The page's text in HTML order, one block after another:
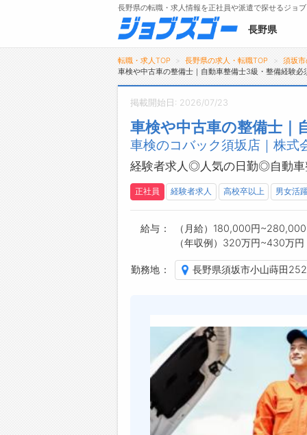
トップ
詳細情報で求人を探す
【初めての方へ】
長野県の求人検索で選ばれる理由
長野県の転職・求人情報を正社員や派遣で探せるジョ
長野県
転職・求人TOP 長野県の求人・転職TOP
須坂
車検や中古車の整備士｜自動車整備士3級・整備経験
掲載開始日: 2026/07/23
車検や中古車の整備士｜
車検のコバック須坂店｜株式
経験者求人◎人気の日勤◎自動
正社員 経験者求人 高校卒以上 男女活
給与
（月給）180,000円
（年収例）320万円~430万円
勤務地 長野県須坂市小山蒔田